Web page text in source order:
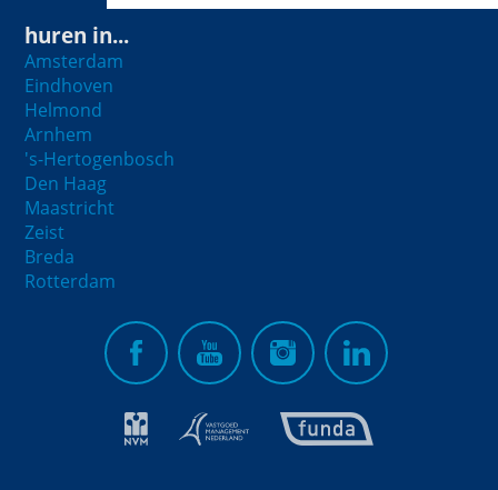
huren in...
Amsterdam
Eindhoven
Helmond
Arnhem
's-Hertogenbosch
Den Haag
Maastricht
Zeist
Breda
Rotterdam